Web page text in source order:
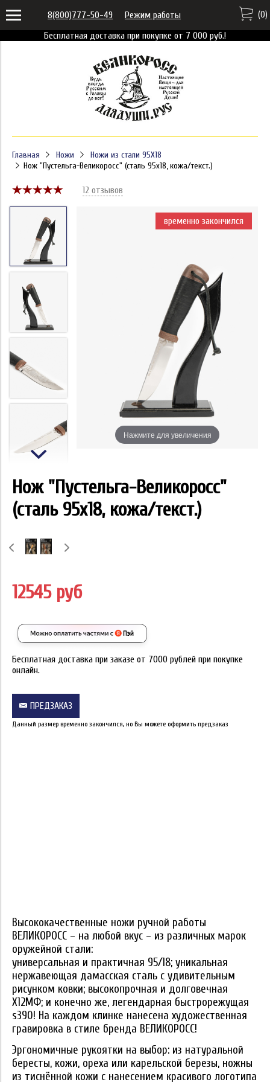
Бесплатная доставка при покупке от 7 000 руб.!
8(800)777-50-49 Режим работы (0)
Главная Ножи
Ножи из стали 95X18
Нож "Пустельга-Великоросс" (сталь 95x18, кожа/текст.)
12 отзывов
временно закончился
Нажмите для увеличения
Нож "Пустельга-Великоросс"
(сталь 95x18, кожа/текст.)
12545 руб
Бесплатная доставка при заказе от 7000 рублей при покупке
онлайн.
ПРЕДЗАКАЗ
Данный размер временно закончился, но Вы можете оформить предзаказ
Высококачественные ножи ручной работы
ВЕЛИКОРОСС – на любой вкус – из различных марок
оружейной стали:
универсальная и практичная 95/18; уникальная
нержавеющая дамасская сталь с удивительным
рисунком ковки; высокопрочная и долговечная
Х12МФ; и конечно же, легендарная быстрорежущая
s390! На каждом клинке нанесена художественная
гравировка в стиле бренда ВЕЛИКОРОСС!
Эргономичные рукоятки на выбор: из натуральной
бересты, кожи, ореха или карельской березы, ножны
из тиснённой кожи с нанесением красивого логотипа